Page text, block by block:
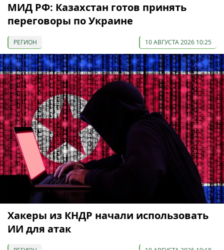
МИД РФ: Казахстан готов принять
переговоры по Украине
РЕГИОН 10 АВГУСТА 2026 10:25
Хакеры из КНДР начали использовать
ИИ для атак